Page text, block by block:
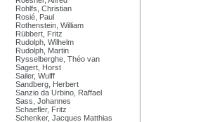
Rohlfs, Christian
Rosié, Paul
Rothenstein, William
Rübbert, Fritz
Rudolph, Wilhelm
Rudolph, Martin
Rysselberghe, Théo van
Sagert, Horst
Sailer, Wulff
Sandberg, Herbert
Sanzio da Urbino, Raffael
Sass, Johannes
Schaefler, Fritz
Schenker, Jacques Matthias